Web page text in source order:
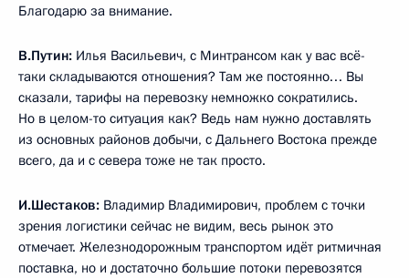
Благодарю за внимание.
В.Путин: Илья Васильевич, с Минтрансом как у вас всё-
таки складываются отношения? Там же постоянно… Вы
сказали, тарифы на перевозку немножко сократились.
Но в целом-то ситуация как? Ведь нам нужно доставлять
из основных районов добычи, с Дальнего Востока прежде
всего, да и с севера тоже не так просто.
И.Шестаков: Владимир Владимирович, проблем с точки
зрения логистики сейчас не видим, весь рынок это
отмечает. Железнодорожным транспортом идёт ритмичная
поставка, но и достаточно большие потоки перевозятся